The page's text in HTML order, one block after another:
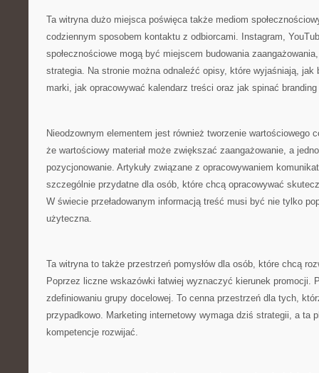
Ta witryna dużo miejsca poświęca także mediom
codziennym sposobem kontaktu z odbiorcami. Instagram,
społecznościowe mogą być miejscem budowania
strategia. Na stronie można odnaleźć opisy, które wyjaśniają, jak
marki, jak opracowywać kalendarz treści oraz jak spinać
Nieodzownym elementem jest również tworzenie wartościowego
że wartościowy materiał może zwiększać zaangażowanie, a
pozycjonowanie. Artykuły związane z opracowywaniem
szczególnie przydatne dla osób, które chcą opracowywać
W świecie przeładowanym informacją treść musi być nie tylko
użyteczna.
Ta witryna to także przestrzeń pomysłów dla osób, które chcą
Poprzez liczne wskazówki łatwiej wyznaczyć kierunek promocji.
zdefiniowaniu grupy docelowej. To cenna przestrzeń dla tych,
przypadkowo. Marketing internetowy wymaga dziś strategii, a ta
kompetencje rozwijać.